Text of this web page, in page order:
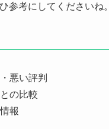
参考にしてくださいね。
悪い評判
の比較
報